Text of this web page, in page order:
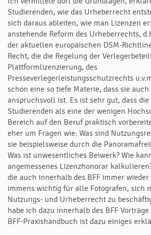
Studierenden, wie das Urheberrecht
sich daraus ableiten, wie man Lizenzen
anstehende Reform des Urheberrechts,
der aktuellen europäischen DSM-
Recht, die die Regelung der
Plattformlizenzierung, des
Presseverlegerleistungsschutzrechts
schon eine so tiefe Materie, dass sie
anspruchsvoll ist. Es ist sehr gut, dass
Studierenden als eine der wenigen
Bereich auf den Beruf praktisch
eher um Fragen wie: Was sind
sie beispielsweise durch die
Was ist unwesentliches Beiwerk? Wie
angemessenes Lizenzhonorar
die auch innerhalb des BFF immer
immens wichtig für alle Fotografen, sich
Nutzungs- und Urheberrecht zu
habe ich dazu innerhalb des BFF
BFF-Praxishandbuch ist dazu einiges